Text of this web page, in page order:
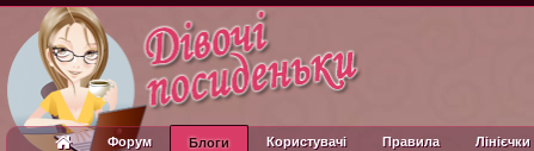
Форум Блоги Користувачі Правила Лінієчки